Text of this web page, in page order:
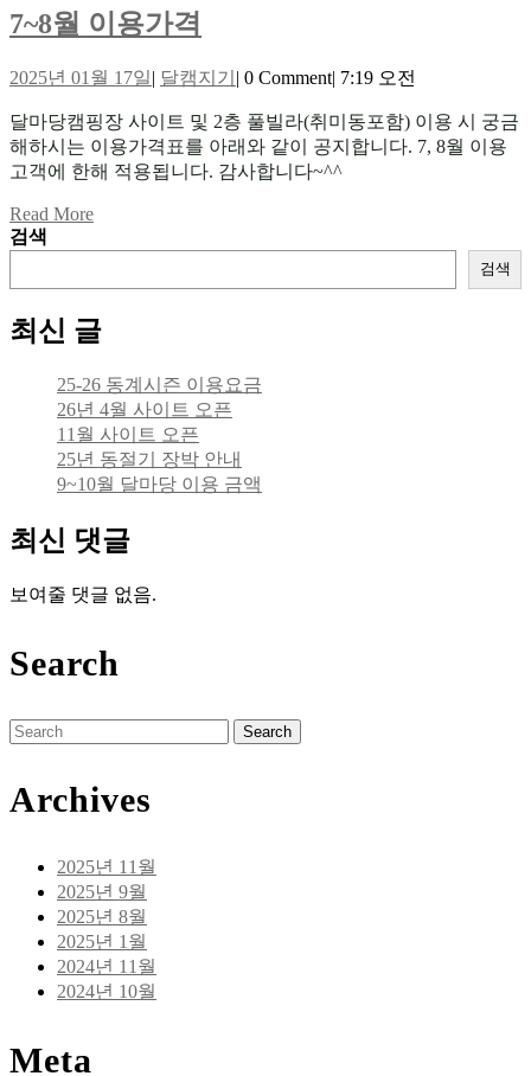
용
금
액
14
일
7~8월 이용가격
이
용
가
2025년 01월 17일2025
01
월
17
| 달캠지기 달
지
기
| 0 Comment| 7:19 오전
달마당캠핑장 사이트 및 2층 풀빌라(취미동포함) 이용 시 궁금
해하시는 이용가격표를 아래와 같이 공지합니다. 7, 8월 이용
고객에 한해 적용됩니다. 감사합니다~^^
Read MoreRead
검색
검색
최신 글
25-26 동계시즌 이용요금
26년 4월 사이트 오픈
11월 사이트 오픈
25년 동절기 장박 안내
9~10월 달마당 이용 금액
최신 댓글
보여줄 댓글 없음.
Search
Search
for:
Archives
2025년 11월
2025년 9월
2025년 8월
2025년 1월
2024년 11월
2024년 10월
Meta